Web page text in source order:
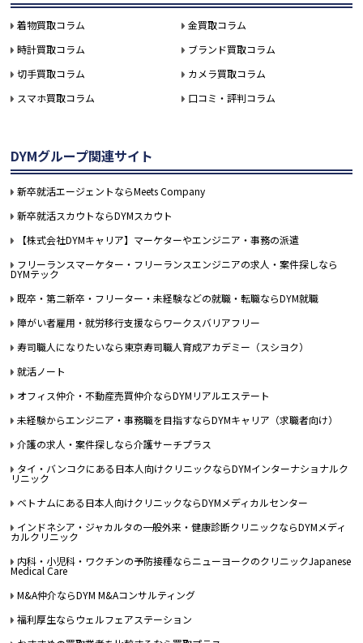
着物買取コラム
金買取コラム
時計買取コラム
ブランド買取コラム
切手買取コラム
カメラ買取コラム
スマホ買取コラム
口コミ・評判コラム
DYMグループ関連サイト
新卒就活エージェントならMeets Company
新卒就活スカウトならDYMスカウト
【株式会社DYMキャリア】マーケターやエンジニア・事務の派遣
フリーランスマーケター・フリーランスエンジニアの求人・案件探しなら
DYMテック
既卒・第二新卒・フリーター・未経験などの就職・転職ならDYM就職
障がい者雇用・就労移行支援ならワークスバリアフリー
寿司職人になりたいなら東京寿司職人育成アカデミー（スシヨク）
就活ノート
オフィス仲介・不動産売買仲介ならDYMリアルエステート
未経験からエンジニア・事務職を目指すならDYMキャリア（求職者向け）
介護の求人・案件探しなら介護サーチプラス
タイ・バンコクにある日本人向けクリニックならDYMインターナショナルク
リニック
ベトナムにある日本人向けクリニックならDYMメディカルセンター
インドネシア・ジャカルタの一般外来・健康診断クリニックならDYMメディ
カルクリニック
内科・小児科・ワクチンの予防接種ならニューヨークのクリニックJapanese
Medical Care
M&A仲介ならDYM M&Aコンサルティング
福利厚生ならウェルフェアステーション